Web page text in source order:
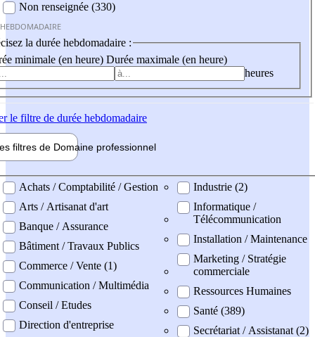
Non renseignée (330)
la durée hebdomadaire :
minimale (en heure) Durée maximale (en heure)
heures
le filtre de durée hebdomadaire
filtres de Domaine professionnel
professionel
Achats / Comptabilité / Gestion
Arts / Artisanat d'art
Banque / Assurance
Bâtiment / Travaux Publics
Commerce / Vente (1)
Communication / Multimédia
Conseil / Etudes
Direction d'entreprise
Industrie (2)
Informatique /
Télécommunication
Installation / Maintenance
Marketing / Stratégie
commerciale
Ressources Humaines
Santé (389)
Secrétariat / Assistanat (2)